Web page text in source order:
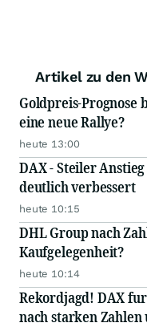
Artikel zu den
Goldpreis-Prognose
eine neue Rallye?
heute 13:00
DAX - Steiler
deutlich verbessert
heute 10:15
DHL Group nach
Kaufgelegenheit?
heute 10:14
Rekordjagd! DAX
nach starken